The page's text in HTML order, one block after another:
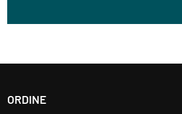
ORDINE